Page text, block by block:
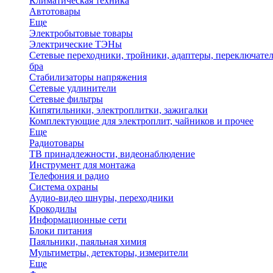
Автотовары
Еще
Электробытовые товары
Электрические ТЭНы
Сетевые переходники, тройники, адаптеры,
бра
Стабилизаторы напряжения
Сетевые удлинители
Сетевые фильтры
Кипятильники, электроплитки, зажигалки
Комплектующие для электроплит, чайников и прочее
Еще
Радиотовары
ТВ принадлежности, видеонаблюдение
Инструмент для монтажа
Телефония и радио
Система охраны
Аудио-видео шнуры, переходники
Крокодилы
Информационные сети
Блоки питания
Паяльники, паяльная химия
Мультиметры, детекторы, измерители
Еще